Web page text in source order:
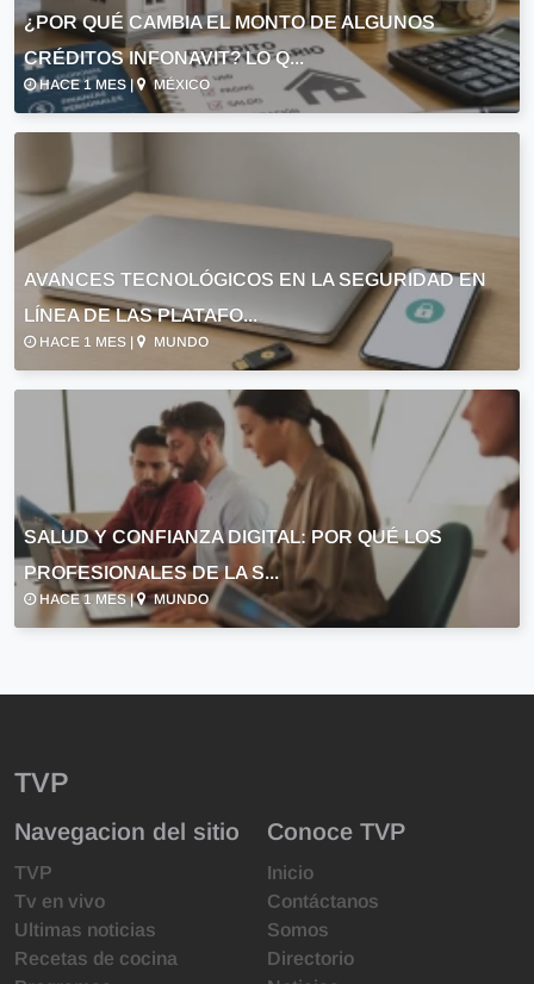
¿POR QUÉ CAMBIA EL MONTO DE ALGUNOS
CRÉDITOS INFONAVIT? LO Q...
HACE 1 MES | MÉXICO
AVANCES TECNOLÓGICOS EN LA SEGURIDAD EN
LÍNEA DE LAS PLATAFO...
HACE 1 MES | MUNDO
SALUD Y CONFIANZA DIGITAL: POR QUÉ LOS
PROFESIONALES DE LA S...
HACE 1 MES | MUNDO
TVP
Navegacion del sitio
TVP
Tv en vivo
Ultimas noticias
Recetas de cocina
Conoce TVP
Inicio
Contáctanos
Somos
Directorio